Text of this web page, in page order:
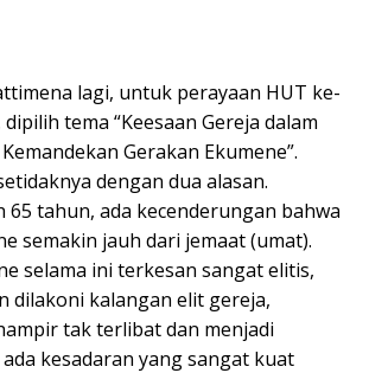
lagi, untuk perayaan HUT ke-
tema “Keesaan Gereja dalam
Gerakan Ekumene”.
dengan dua alasan.
65 tahun, ada kecenderungan bahwa
semakin jauh dari jemaat (umat).
selama ini terkesan sangat elitis,
dilakoni kalangan elit gereja,
tak terlibat dan menjadi
kesadaran yang sangat kuat